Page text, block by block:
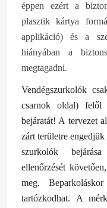
éppen ezért a
plasztik kártya
applikáció) és a
hiányában a
megtagadni.
Vendégszurkolók
csarnok oldal) felől
bejáratát! A tervezet
zárt területre
szurkolók
ellenőrzését
meg.
tartózkodhat. A